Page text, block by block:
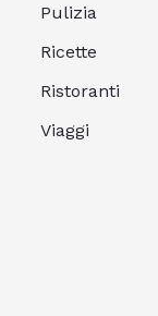
Pulizia
Ricette
Ristoranti
Viaggi